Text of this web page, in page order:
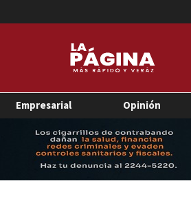
Empresarial Opinión